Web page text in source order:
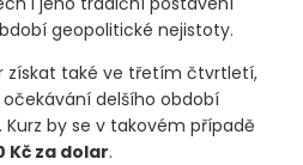
geopolitické nejistoty.
získat také ve třetím čtvrtletí,
delšího období
by se v takovém případě
Kč za dolar.